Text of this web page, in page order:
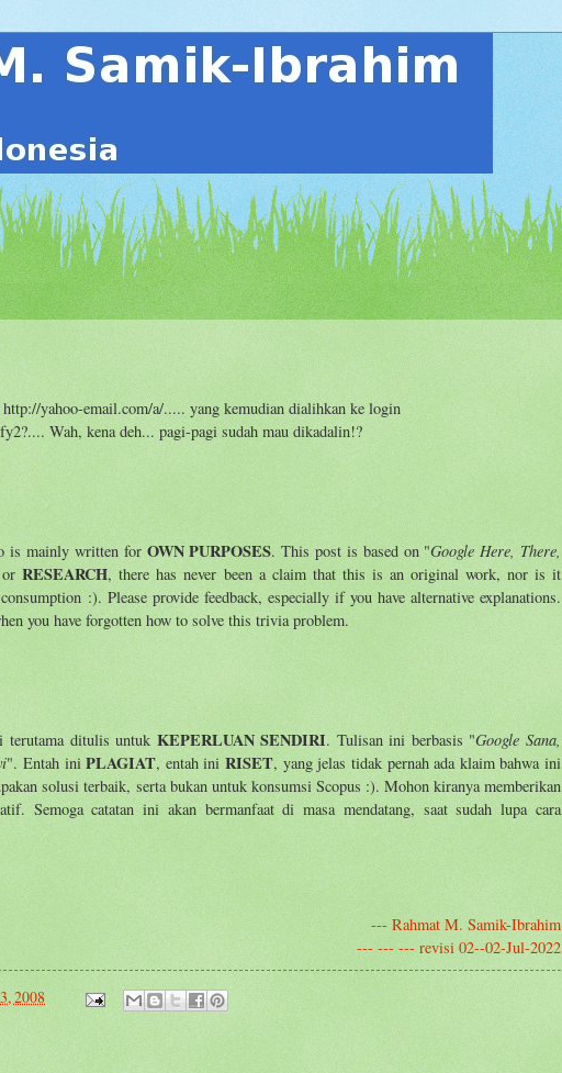
yahoo-email.com/a/..... yang kemudian dialihkan ke login
Wah, kena deh... pagi-pagi sudah mau dikadalin!?
is mainly written for OWN PURPOSES. This post is based on "Google Here, There,
orRESEARCH, there has never been a claim that this is an original work, nor is it
:). Please provide feedback, especially if you have alternative explanations.
you have forgotten how to solve this trivia problem.
ditulis untuk KEPERLUAN SENDIRI. Tulisan ini berbasis "Google Sana,
". Entah iniPLAGIAT, entah iniRISET, yang jelas tidak pernah ada klaim bahwa ini
solusi terbaik, serta bukan untuk konsumsi Scopus :). Mohon kiranya memberikan
Semoga catatan ini akan bermanfaat di masa mendatang, saat sudah lupa cara
--- Rahmat M. Samik-Ibrahim
--- --- --- revisi 02--02-Jul-2022
2008